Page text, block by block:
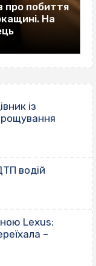
про побиття
На
із
водій
Lexus:
–